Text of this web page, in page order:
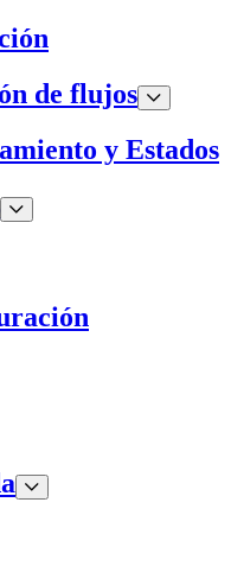
de flujos
y Estados